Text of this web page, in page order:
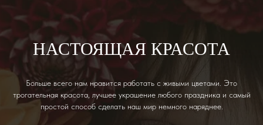
НАСТОЯЩАЯ КРАСОТА
Больше всего нам нравится работать с живыми цветами. Это
трогательная красота, лучшее украшение любого праздника и самый
простой способ сделать наш мир немного наряднее.